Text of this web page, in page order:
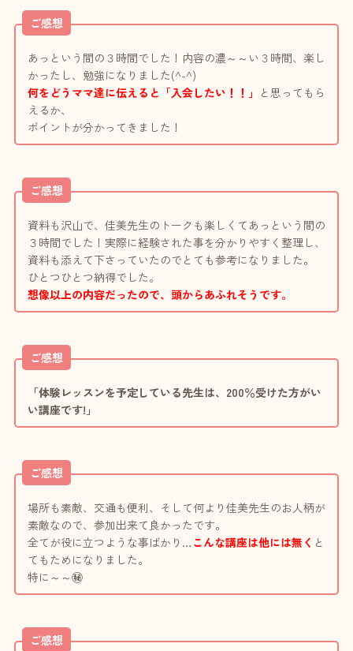
ご感想
あっという間の３時間でした！内容の濃～～い３時間、楽し
かったし、勉強になりました(^-^)
何をどうママ達に伝えると「入会したい！！」 と思ってもら
えるか、
ポイントが分かってきました！
ご感想
資料も沢山で、佳美先生のトークも楽しくてあっという間の
３時間でした！実際に経験された事を分かりやすく整理し、
資料も添えて下さっていたのでとても参考になりました。
ひとつひとつ納得でした。
想像以上の内容だったので、頭からあふれそうです。
ご感想
「体験レッスンを予定している先生は、200％受けた方がい
い講座です!」
ご感想
場所も素敵、交通も便利、そして何より佳美先生のお人柄が
素敵なので、参加出来て良かったです。
全てが役に立つような事ばかり… こんな講座は他には無く と
てもためになりました。
特に～～㊙
ご感想